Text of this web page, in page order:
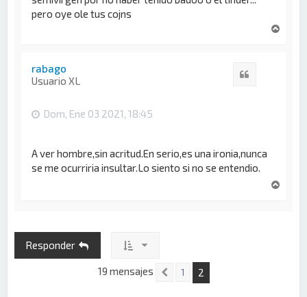
pero oye ole tus cojns
rabago
Usuario XL
Dom, Ene 03 2021, 18:45
A ver hombre,sin acritud.En serio,es una ironia,nunca
se me ocurriria insultar.Lo siento si no se entendio.
Responder
19 mensajes Anterior
1 2